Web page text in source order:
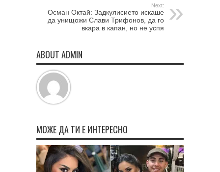
Next:
Осман Октай: Задкулисието искаше
да унищожи Слави Трифонов, да го
вкара в капан, но не успя
ABOUT ADMIN
МОЖЕ ДА ТИ Е ИНТЕРЕСНО